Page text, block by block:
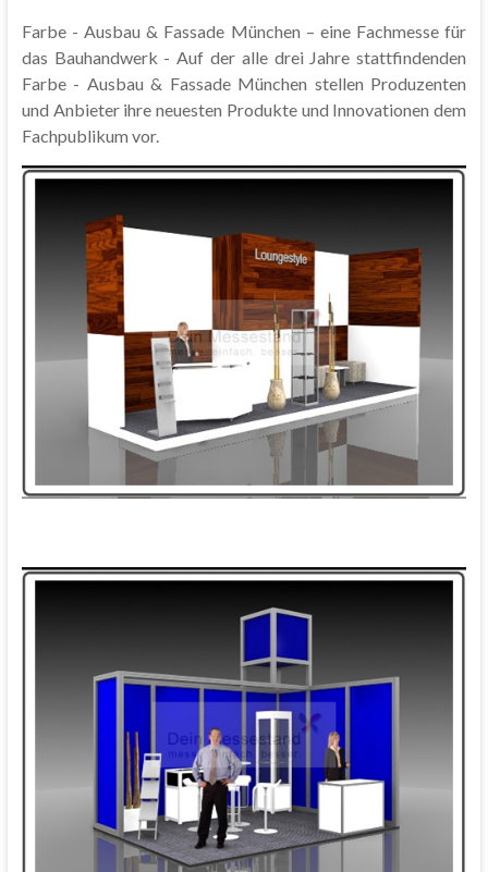
Farbe - Ausbau & Fassade München – eine Fachmesse für
das Bauhandwerk - Auf der alle drei Jahre stattfindenden
Farbe - Ausbau & Fassade München stellen Produzenten
und Anbieter ihre neuesten Produkte und Innovationen dem
Fachpublikum vor.